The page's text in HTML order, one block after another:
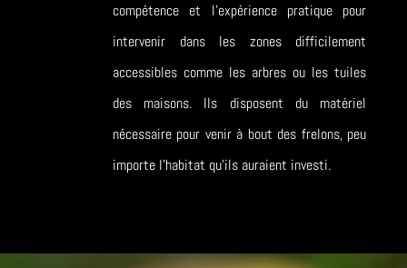
compétence et l’expérience pratique pour
intervenir dans les zones difficilement
accessibles comme les arbres ou les tuiles
des maisons. Ils disposent du matériel
nécessaire pour venir à bout des frelons, peu
importe l’habitat qu’ils auraient investi.